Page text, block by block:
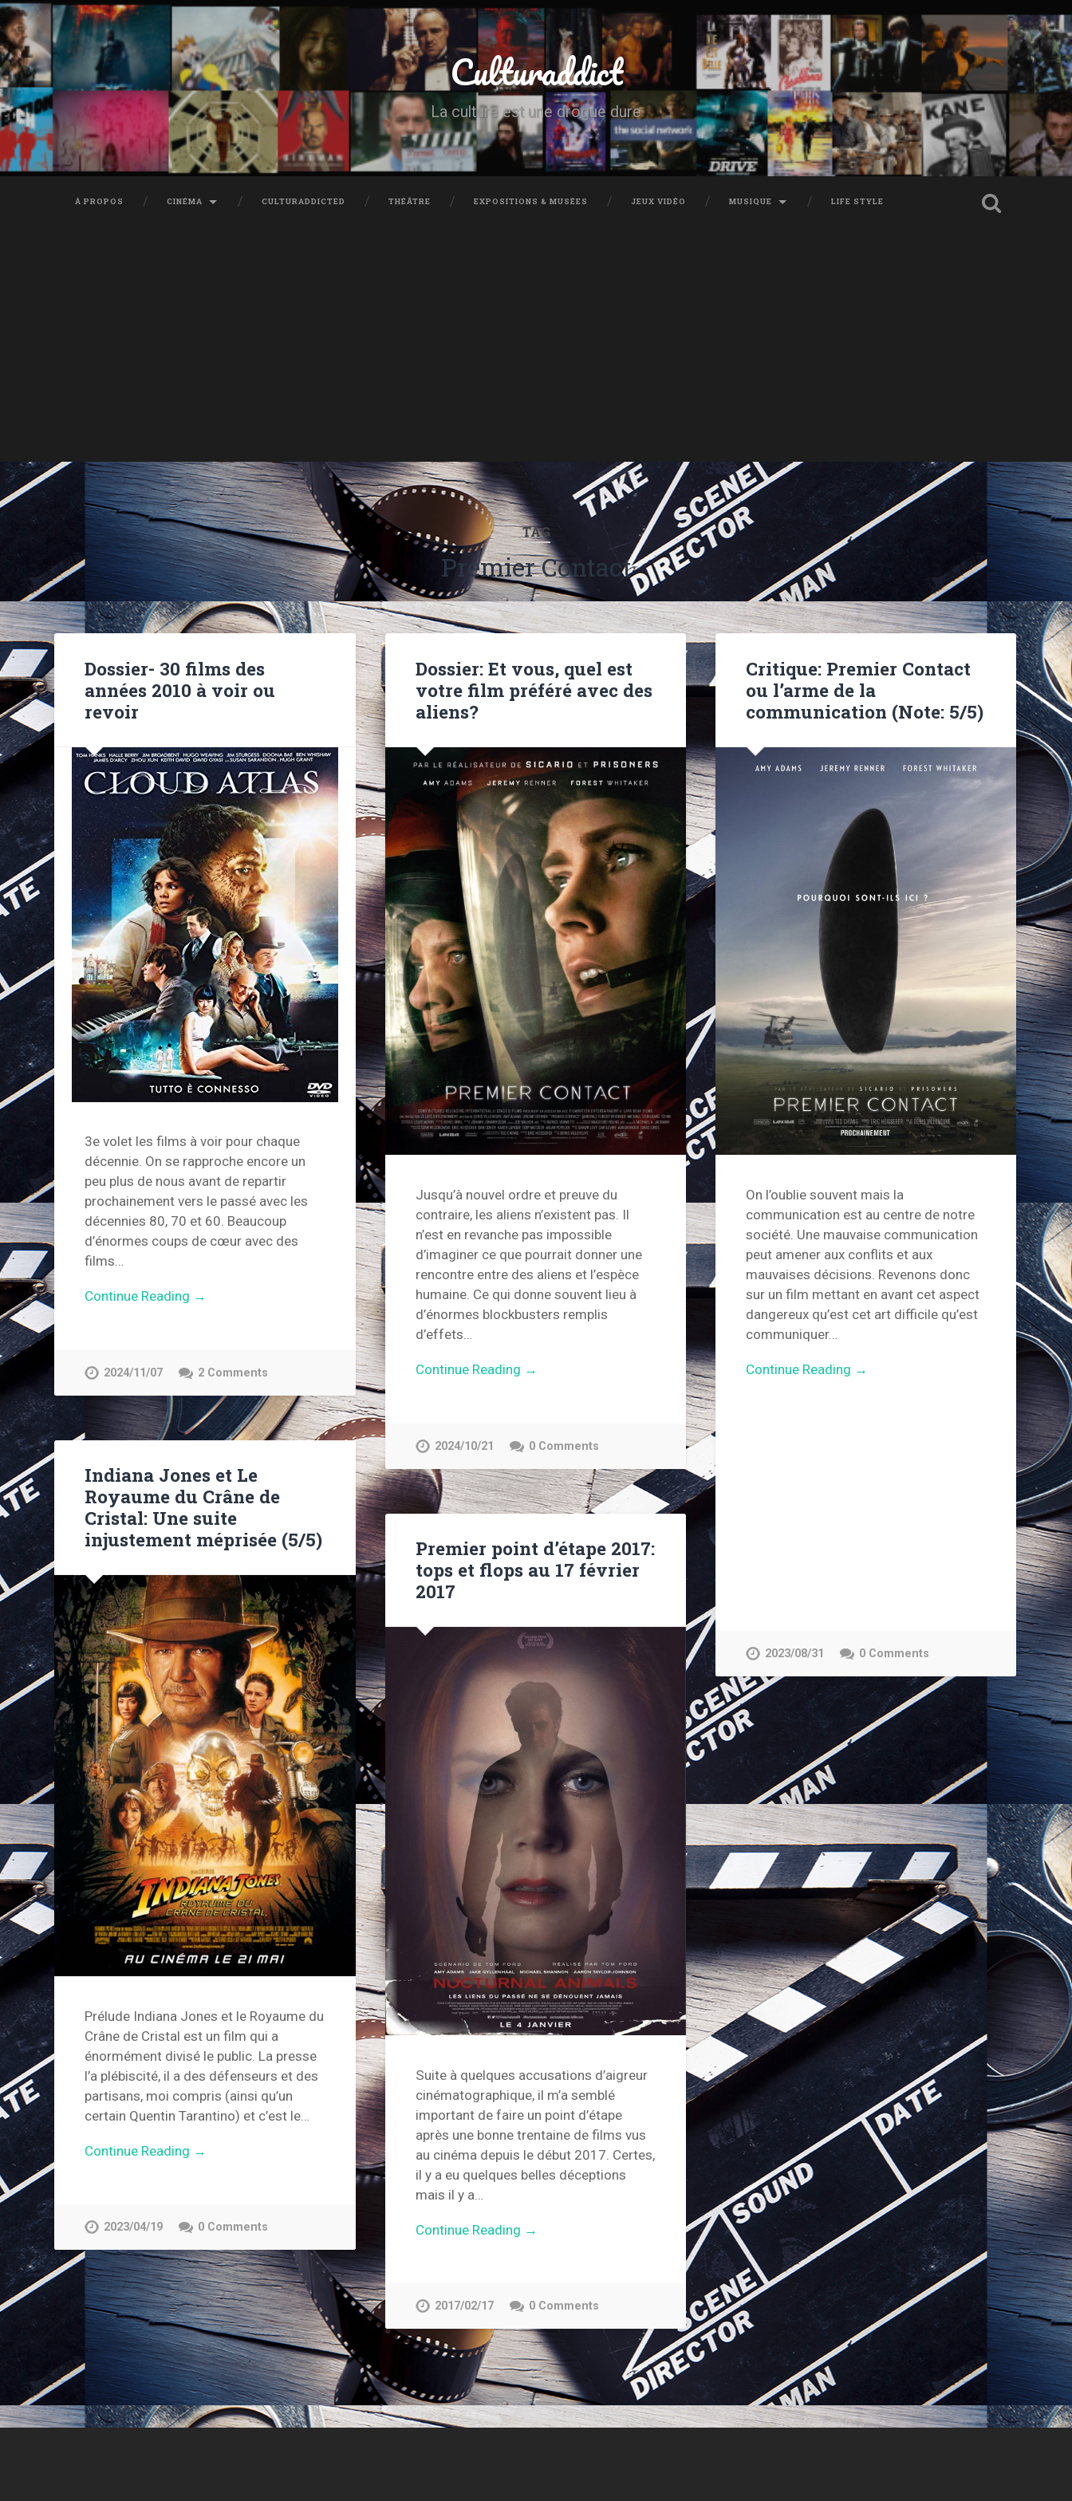
Culturaddict
La culture est une drogue dure
À PROPOS CINÉMA CULTURADDICTED THÉÂTRE EXPOSITIONS & MUSÉES JEUX VIDÉO MUSIQUE LIFE STYLE
TAG
Premier Contact
Dossier- 30 films des
années 2010 à voir ou
revoir
3e volet les films à voir pour chaque
décennie. On se rapproche encore un
peu plus de nous avant de repartir
prochainement vers le passé avec les
décennies 80, 70 et 60. Beaucoup
d’énormes coups de cœur avec des
films…
Continue Reading →
2024/11/07 2 Comments
Dossier: Et vous, quel est
votre film préféré avec des
aliens?
Jusqu’à nouvel ordre et preuve du
contraire, les aliens n’existent pas. Il
n’est en revanche pas impossible
d’imaginer ce que pourrait donner une
rencontre entre des aliens et l’espèce
humaine. Ce qui donne souvent lieu à
d’énormes blockbusters remplis
d’effets…
Continue Reading →
2024/10/21 0 Comments
Critique: Premier Contact
ou l’arme de la
communication (Note: 5/5)
On l’oublie souvent mais la
communication est au centre de notre
société. Une mauvaise communication
peut amener aux conflits et aux
mauvaises décisions. Revenons donc
sur un film mettant en avant cet aspect
dangereux qu’est cet art difficile qu’est
communiquer…
Continue Reading →
2023/08/31 0 Comments
Indiana Jones et Le
Royaume du Crâne de
Cristal: Une suite
injustement méprisée (5/5)
Prélude Indiana Jones et le Royaume du
Crâne de Cristal est un film qui a
énormément divisé le public. La presse
l’a plébiscité, il a des défenseurs et des
partisans, moi compris (ainsi qu’un
certain Quentin Tarantino) et c’est le…
Continue Reading →
2023/04/19 0 Comments
Premier point d’étape 2017:
tops et flops au 17 février
2017
Suite à quelques accusations d’aigreur
cinématographique, il m’a semblé
important de faire un point d’étape
après une bonne trentaine de films vus
au cinéma depuis le début 2017. Certes,
il y a eu quelques belles déceptions
mais il y a…
Continue Reading →
2017/02/17 0 Comments